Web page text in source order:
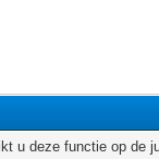
u deze functie op de